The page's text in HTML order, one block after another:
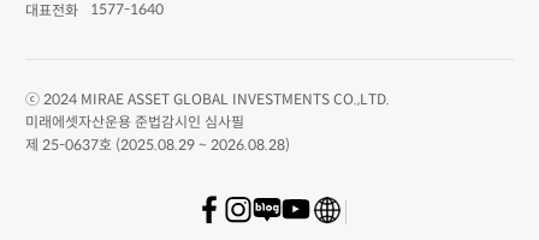
대표전화
1577-1640
ⓒ 2024 MIRAE ASSET GLOBAL INVESTMENTS CO.,LTD.
미래에셋자산운용 준법감시인 심사필
제 25-0637호 (2025.08.29 ~ 2026.08.28)